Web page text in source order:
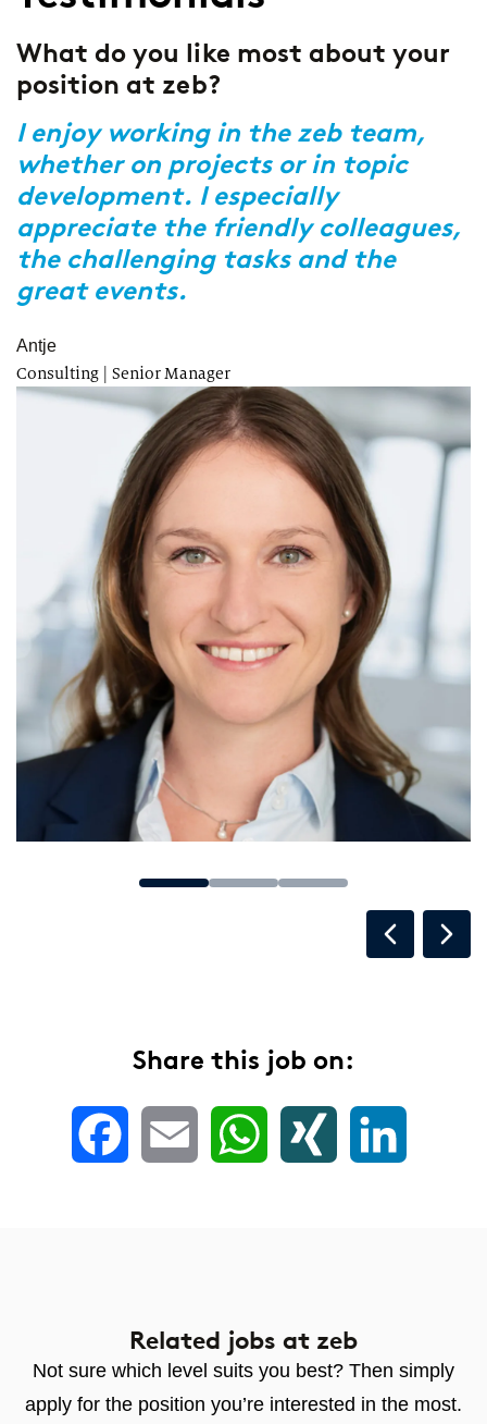
What do you like most about your
position at zeb?
I enjoy working in the zeb team,
whether on projects or in topic
development. I especially
appreciate the friendly colleagues,
the challenging tasks and the
great events.
Antje
Consulting | Senior Manager
Share this job on:
Facebook Email WhatsApp XING
Related jobs at zeb
Not sure which level suits you best? Then simply
apply for the position you’re interested in the most.